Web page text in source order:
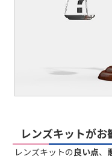
レンズキットが
レンズキットの良い点、